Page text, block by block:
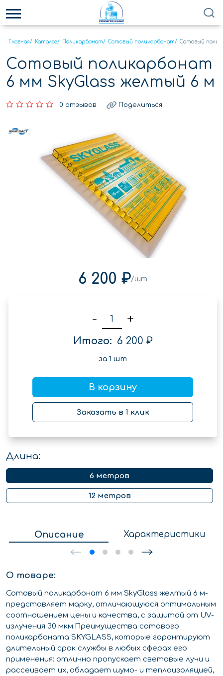
Главная/ Каталог/ Поликарбонат/ Сотовый поликарбонат/ Сотовый
Сотовый поликарбонат
6 мм SkyGlass желтый 6 м
0 отзывов Поделиться
6 200 ₽/шт
- +
Итого: 6 200 ₽
за 1 шт
В корзину
Заказать в 1 клик
Длина:
6 метров
12 метров
Описание Характеристики
О товаре:
Сотовый поликарбонат 6 мм SkyGlass желтый 6 м-
представляет марку, отличающуюся оптимальным
соотношением цены и качества, с защитой от UV-
излучения 30 мкм.Преимущества сотового
поликарбоната SKYGLASS, которые гарантируют
длительный срок службы в любых сферах его
применения: отлично пропускает световые лучи и
рассеивает их, обладает шумо- и теплоизоляцией,